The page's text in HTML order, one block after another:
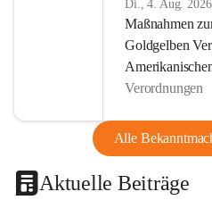
Di., 4. Aug. 2026
Maßnahmen
Goldgelben
Verordnungen
Alle
Aktuelle Beiträge